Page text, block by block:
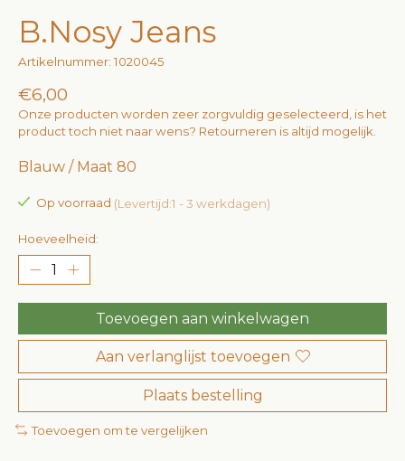
B.Nosy Jeans
Artikelnummer: 1020045
€6,00
Onze producten worden zeer zorgvuldig geselecteerd, is het
product toch niet naar wens? Retourneren is altijd mogelijk.
Blauw / Maat 80
Op voorraad (Levertijd:1 - 3 werkdagen)
Hoeveelheid:
Toevoegen aan winkelwagen
Aan verlanglijst toevoegen
Plaats bestelling
Toevoegen om te vergelijken